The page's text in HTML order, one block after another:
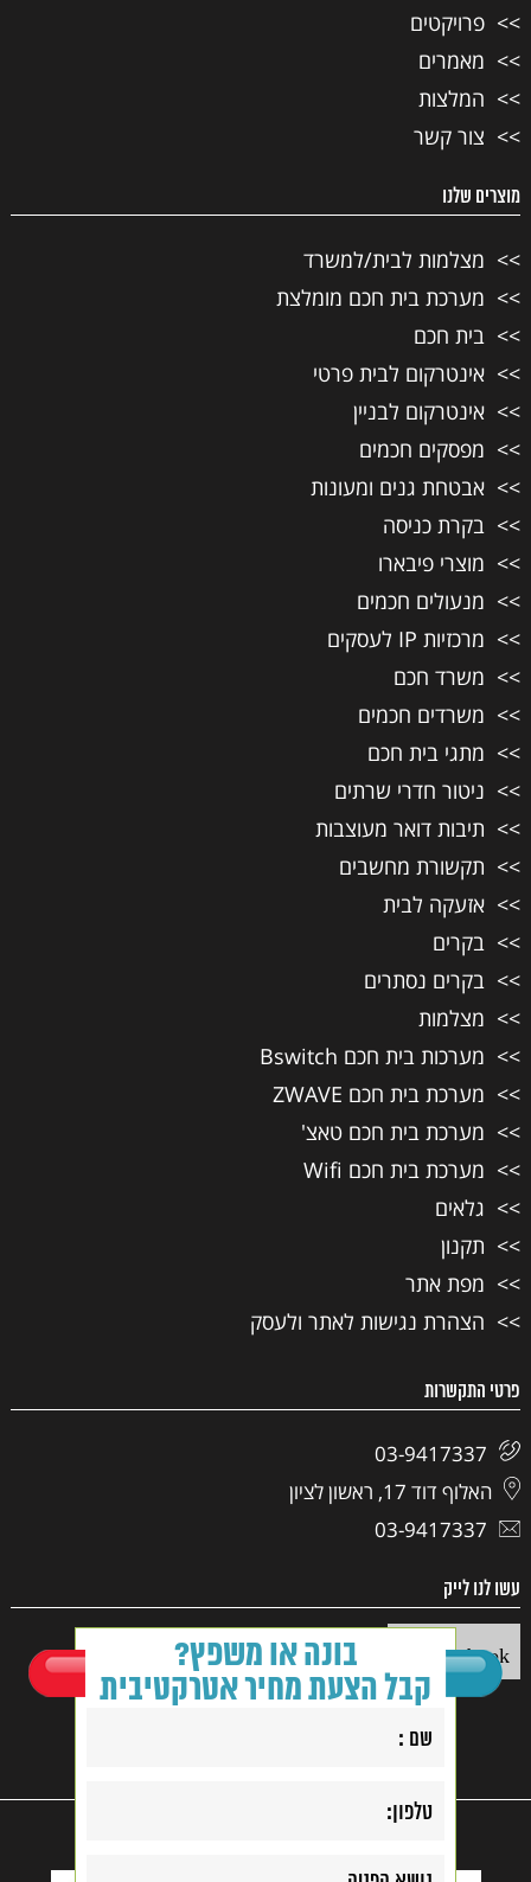
בונה או משפץ?
קבל הצעת מחיר אטרקטיבית
פרויקטים
מאמרים
המלצות
צור קשר
מוצרים שלנו
מצלמות לבית/למשרד
מערכת בית חכם מומלצת
בית חכם
אינטרקום לבית פרטי
אינטרקום לבניין
מפסקים חכמים
אבטחת גנים ומעונות
בקרת כניסה
מוצרי פיבארו
מנעולים חכמים
מרכזיות IP לעסקים
משרד חכם
משרדים חכמים
מתגי בית חכם
ניטור חדרי שרתים
תיבות דואר מעוצבות
תקשורת מחשבים
אזעקה לבית
בקרים
בקרים נסתרים
מצלמות
מערכות בית חכם Bswitch
מערכת בית חכם ZWAVE
מערכת בית חכם טאצ'
מערכת בית חכם Wifi
גלאים
תקנון
מפת אתר
הצהרת נגישות לאתר ולעסק
פרטי התקשרות
03-9417337
האלוף דוד 17, ראשון לציון
03-9417337
עשו לנו לייק
Facebook